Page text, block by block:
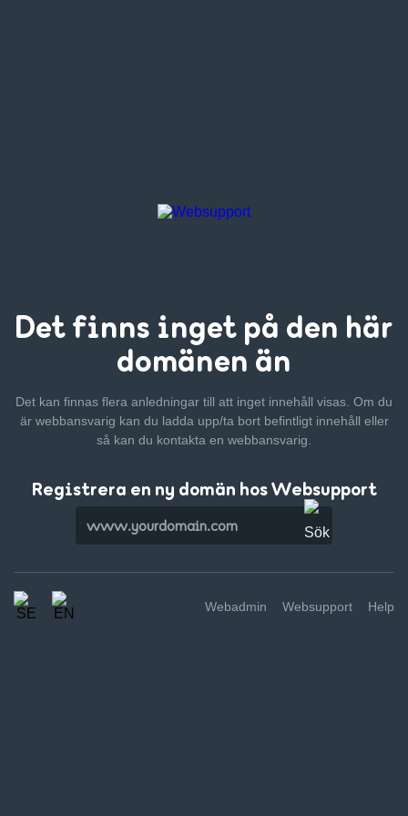
Det finns inget på den här
domänen än
Det kan finnas flera anledningar till att inget innehåll visas. Om du
är webbansvarig kan du ladda upp/ta bort befintligt innehåll eller
så kan du kontakta en webbansvarig.
Registrera en ny domän hos Websupport
Webadmin Websupport Help